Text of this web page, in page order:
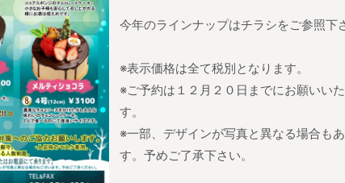
今年のラインナップはチラシをご参照下
※表示価格は全て税別となります。
※ご予約は１２月２０日までにお願いい
す。
※一部、デザインが写真と異なる場合も
す。予めご了承下さい。